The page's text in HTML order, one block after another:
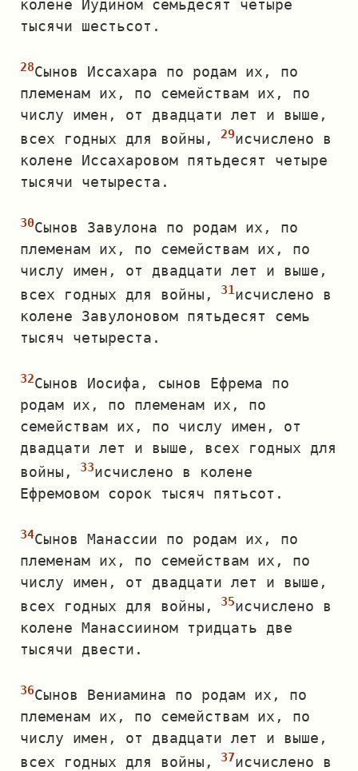
колене Иудином семьдесят четыре
тысячи шестьсот.
Сынов Иссахара по родам их, по
племенам их, по семействам их, по
числу имен, от двадцати лет и выше,
всех годных для войны,
исчислено в
колене Иссахаровом пятьдесят четыре
тысячи четыреста.
Сынов Завулона по родам их, по
племенам их, по семействам их, по
числу имен, от двадцати лет и выше,
всех годных для войны,
исчислено в
колене Завулоновом пятьдесят семь
тысяч четыреста.
Сынов Иосифа, сынов Ефрема по
родам их, по племенам их, по
семействам их, по числу имен, от
двадцати лет и выше, всех годных для
войны,
исчислено в колене
Ефремовом сорок тысяч пятьсот.
Сынов Манассии по родам их, по
племенам их, по семействам их, по
числу имен, от двадцати лет и выше,
всех годных для войны,
исчислено в
колене Манассиином тридцать две
тысячи двести.
Сынов Вениамина по родам их, по
племенам их, по семействам их, по
числу имен, от двадцати лет и выше,
всех годных для войны,
исчислено в